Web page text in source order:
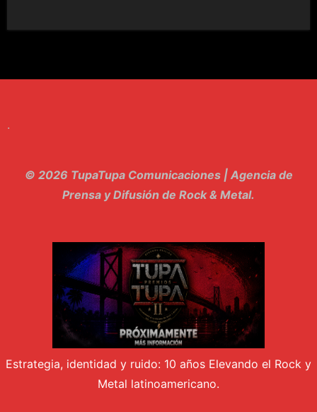
12. dolor - Piel
14. Llanto en el Cielo - Carmaleon
15. Pachakuti - Pleia
16. Demuestro Mi Fe - Epidemia Rapcore
17. Kamikaze - La Pvta Electrica
18. El diablo esta en bora bora - El Sr Jada y los ultimos de la cuadra
.
© 2026 TupaTupa Comunicaciones | Agencia de
Prensa y Difusión de Rock & Metal.
Estrategia, identidad y ruido: 10 años Elevando el Rock y
Metal latinoamericano.